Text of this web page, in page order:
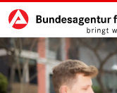
zu den Hauptinhalten